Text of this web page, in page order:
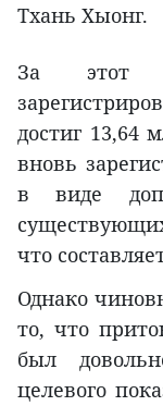
Тхань Хыонг.
За этот
достиг 13,64
вновь
в виде
что
Однако
то, что
был
целевого